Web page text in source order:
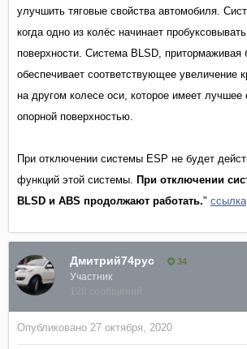
улучшить тяговые свойства автомобиля.
когда одно из колёс начинает
поверхности. Система ВLSD, притормаживая
обеспечивает соответствующее увеличение
на другом колесе оси, которое имеет лучшее
опорной поверхностью.
При отключении системы ESP не будет
функций этой системы. При отключении
BLSD и ABS продолжают работать." ссылка
Дмитрий74рус 34
Участник
128 сообщений
Опубликовано 27 октября, 2020